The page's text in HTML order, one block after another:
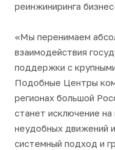
реинжиниринга
«Мы перенимаем
взаимодействия
поддержки с
Подобные Центры
регионах большой
станет исключение
неудобных движений
системный подход и